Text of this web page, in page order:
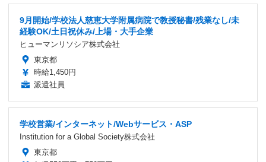
9月開始/学校法人慈恵大学附属病院で教授秘書/残業なし/未
経験OK/土日祝休み/上場・大手企業
ヒューマンリソシア株式会社
東京都
時給1,450円
派遣社員
学校営業/インターネット/Webサービス・ASP
Institution for a Global Society株式会社
東京都